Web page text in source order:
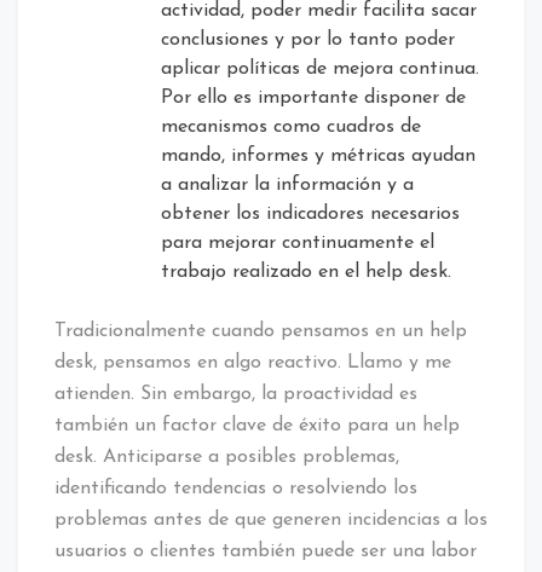
actividad, poder medir facilita sacar
conclusiones y por lo tanto poder
aplicar políticas de mejora continua.
Por ello es importante disponer de
mecanismos como cuadros de
mando, informes y métricas ayudan
a analizar la información y a
obtener los indicadores necesarios
para mejorar continuamente el
trabajo realizado en el help desk.
Tradicionalmente cuando pensamos en un help
desk, pensamos en algo reactivo. Llamo y me
atienden. Sin embargo, la proactividad es
también un factor clave de éxito para un help
desk. Anticiparse a posibles problemas,
identificando tendencias o resolviendo los
problemas antes de que generen incidencias a los
usuarios o clientes también puede ser una labor